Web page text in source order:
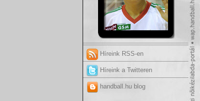
Híreink RSS-en
Híreink a Twitteren
handball.hu blog